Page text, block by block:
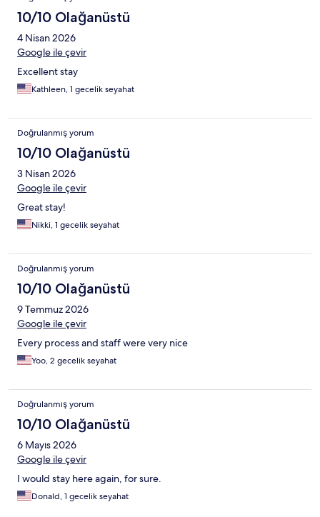
10/10 Olağanüstü
4 Nisan 2026
Google ile çevir
Excellent stay
Kathleen, 1 gecelik seyahat
Doğrulanmış yorum
10/10 Olağanüstü
3 Nisan 2026
Google ile çevir
Great stay!
Nikki, 1 gecelik seyahat
Doğrulanmış yorum
10/10 Olağanüstü
9 Temmuz 2026
Google ile çevir
Every process and staff were very nice
Yoo, 2 gecelik seyahat
Doğrulanmış yorum
10/10 Olağanüstü
6 Mayıs 2026
Google ile çevir
I would stay here again, for sure.
Donald, 1 gecelik seyahat